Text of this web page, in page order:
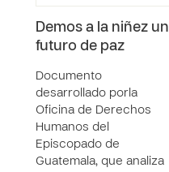
Demos a la niñez un
futuro de paz
Documento
desarrollado porla
Oficina de Derechos
Humanos del
Episcopado de
Guatemala, que analiza